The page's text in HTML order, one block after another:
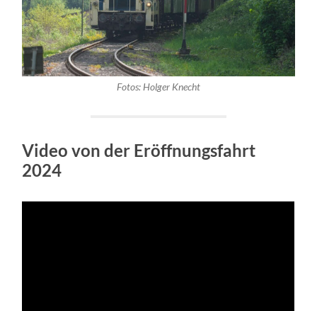
Fotos: Holger Knecht
Video von der Eröffnungsfahrt
2024